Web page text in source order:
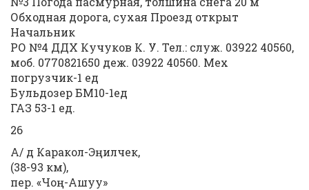
Обходная дорога, сухая Проезд открыт
Начальник
РО №4 ДДХ Кучуков К. У. Тел.: служ. 03922 40560,
моб. 0770821650 деж. 03922 40560. Мех
погрузчик-1 ед
Бульдозер БМ10-1ед
ГАЗ 53-1 ед.
26
А/ д Каракол-Эңилчек,
(38-93 км),
пер. «Чоң-Ашуу»